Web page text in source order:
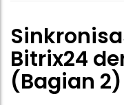
Bitrix24
(Bagian 2)